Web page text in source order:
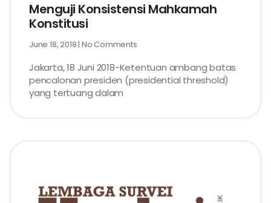
Menguji Konsistensi Mahkamah
Konstitusi
June 18, 2018 No Comments
Jakarta, 18 Juni 2018-Ketentuan ambang batas
pencalonan presiden (presidential threshold)
yang tertuang dalam